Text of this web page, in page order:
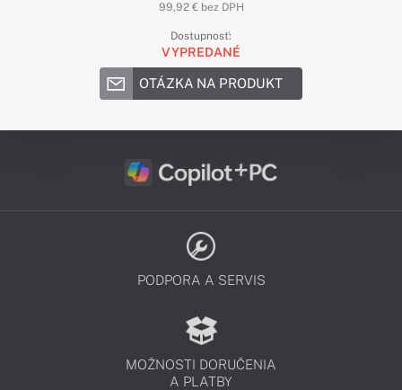
99,92 € bez DPH
Dostupnosť:
VYPREDANÉ
OTÁZKA NA PRODUKT
PODPORA A SERVIS
MOŽNOSTI DORUČENIA
A PLATBY